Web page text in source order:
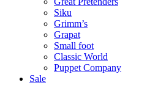
Siku
Grimm’s
Grapat
Small foot
Classic World
Puppet Company
Sale